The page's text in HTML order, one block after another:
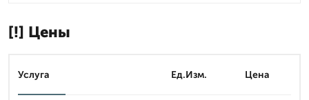
[!] Цены
Услуга Ед.Изм. Цена